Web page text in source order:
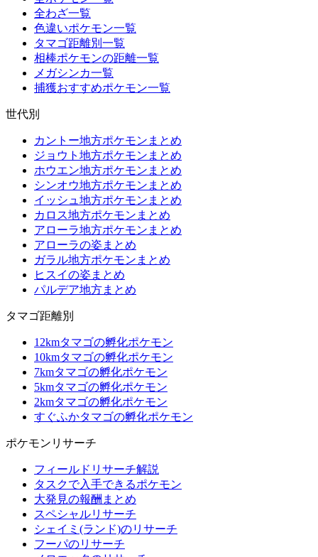
全わざ一覧
色違いポケモン一覧
タマゴ距離別一覧
相棒ポケモンの距離一覧
メガシンカ一覧
捕獲おすすめポケモン一覧
世代別
カントー地方ポケモンまとめ
ジョウト地方ポケモンまとめ
ホウエン地方ポケモンまとめ
シンオウ地方ポケモンまとめ
イッシュ地方ポケモンまとめ
カロス地方ポケモンまとめ
アローラ地方ポケモンまとめ
アローラの姿まとめ
ガラル地方ポケモンまとめ
ヒスイの姿まとめ
パルデア地方まとめ
タマゴ距離別
12kmタマゴの孵化ポケモン
10kmタマゴの孵化ポケモン
7kmタマゴの孵化ポケモン
5kmタマゴの孵化ポケモン
2kmタマゴの孵化ポケモン
すぐふかタマゴの孵化ポケモン
ポケモンリサーチ
フィールドリサーチ解説
タスクで入手できるポケモン
大発見の報酬まとめ
スペシャルリサーチ
シェイミ(ランド)のリサーチ
フーパのリサーチ